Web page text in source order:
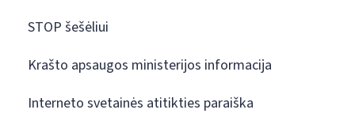
STOP šešėliui
Krašto apsaugos ministerijos informacija
Interneto svetainės atitikties paraiška